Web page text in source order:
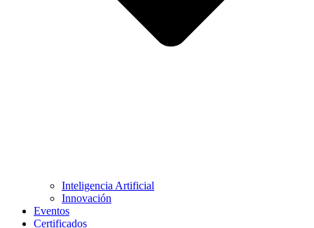
Inteligencia Artificial
Innovación
Eventos
Certificados